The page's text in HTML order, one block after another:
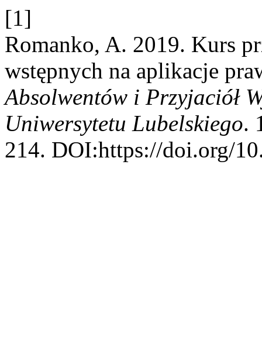
[1]
Romanko, A. 2019. Kurs
wstępnych na aplikacje
Absolwentów i Przyjaciół
Uniwersytetu Lubelskiego.
214. DOI:https://doi.org/